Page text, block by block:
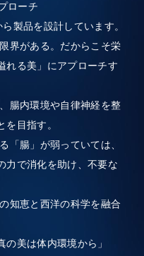
ローチ
製品を設計しています。
界がある。だからこそ栄
れる美」にアプローチす
腸内環境や自律神経を整
目指す。
「腸」が弱っていては、
力で消化を助け、不要な
知恵と西洋の科学を融合
美は体内環境から」